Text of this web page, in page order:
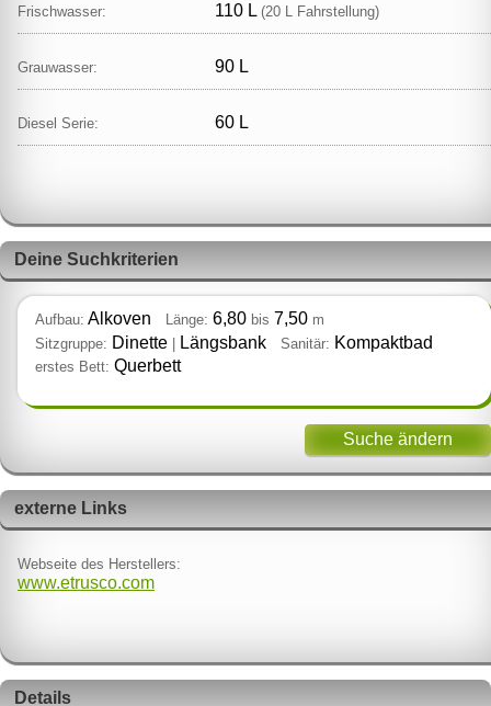
Frischwasser: 110 L (20 L Fahrstellung)
Grauwasser: 90 L
Diesel Serie: 60 L
Deine Suchkriterien
Aufbau: Alkoven Länge: 6,80 bis 7,50 m
Sitzgruppe: Dinette | Längsbank Sanitär: Kompaktbad
erstes Bett: Querbett
Suche ändern
externe Links
Webseite des Herstellers:
www.etrusco.com
Details